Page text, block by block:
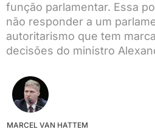
função parlamentar. Essa
não responder a um
autoritarismo que tem
decisões do ministro
MARCEL VAN HATTEM